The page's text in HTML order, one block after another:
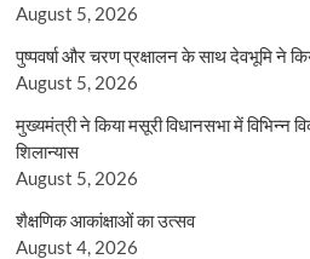
August 5, 2026
पुष्पवर्षा और चरण प्रक्षालन के साथ देवभूमि ने
August 5, 2026
मुख्यमंत्री ने किया मसूरी विधानसभा में विभिन्न
शिलान्यास
August 5, 2026
शैक्षणिक आकांक्षाओं का उत्सव
August 4, 2026